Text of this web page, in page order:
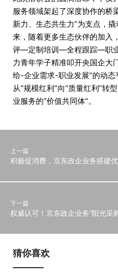
服务领域架起了深度协作的桥
新力、生态共生力”为支点，
来，随着更多生态伙伴的加入
评—定制培训—全程跟踪—职
力青年学子精准叩开央国企大
给-企业需求-职业发展”的动
从“规模红利”向“质量红利”转
业服务的“价值共同体”。
上一篇
积极促消费，京东政企业务搭建
下一篇
权威认可！京东政企业务“阳光采
猜你喜欢